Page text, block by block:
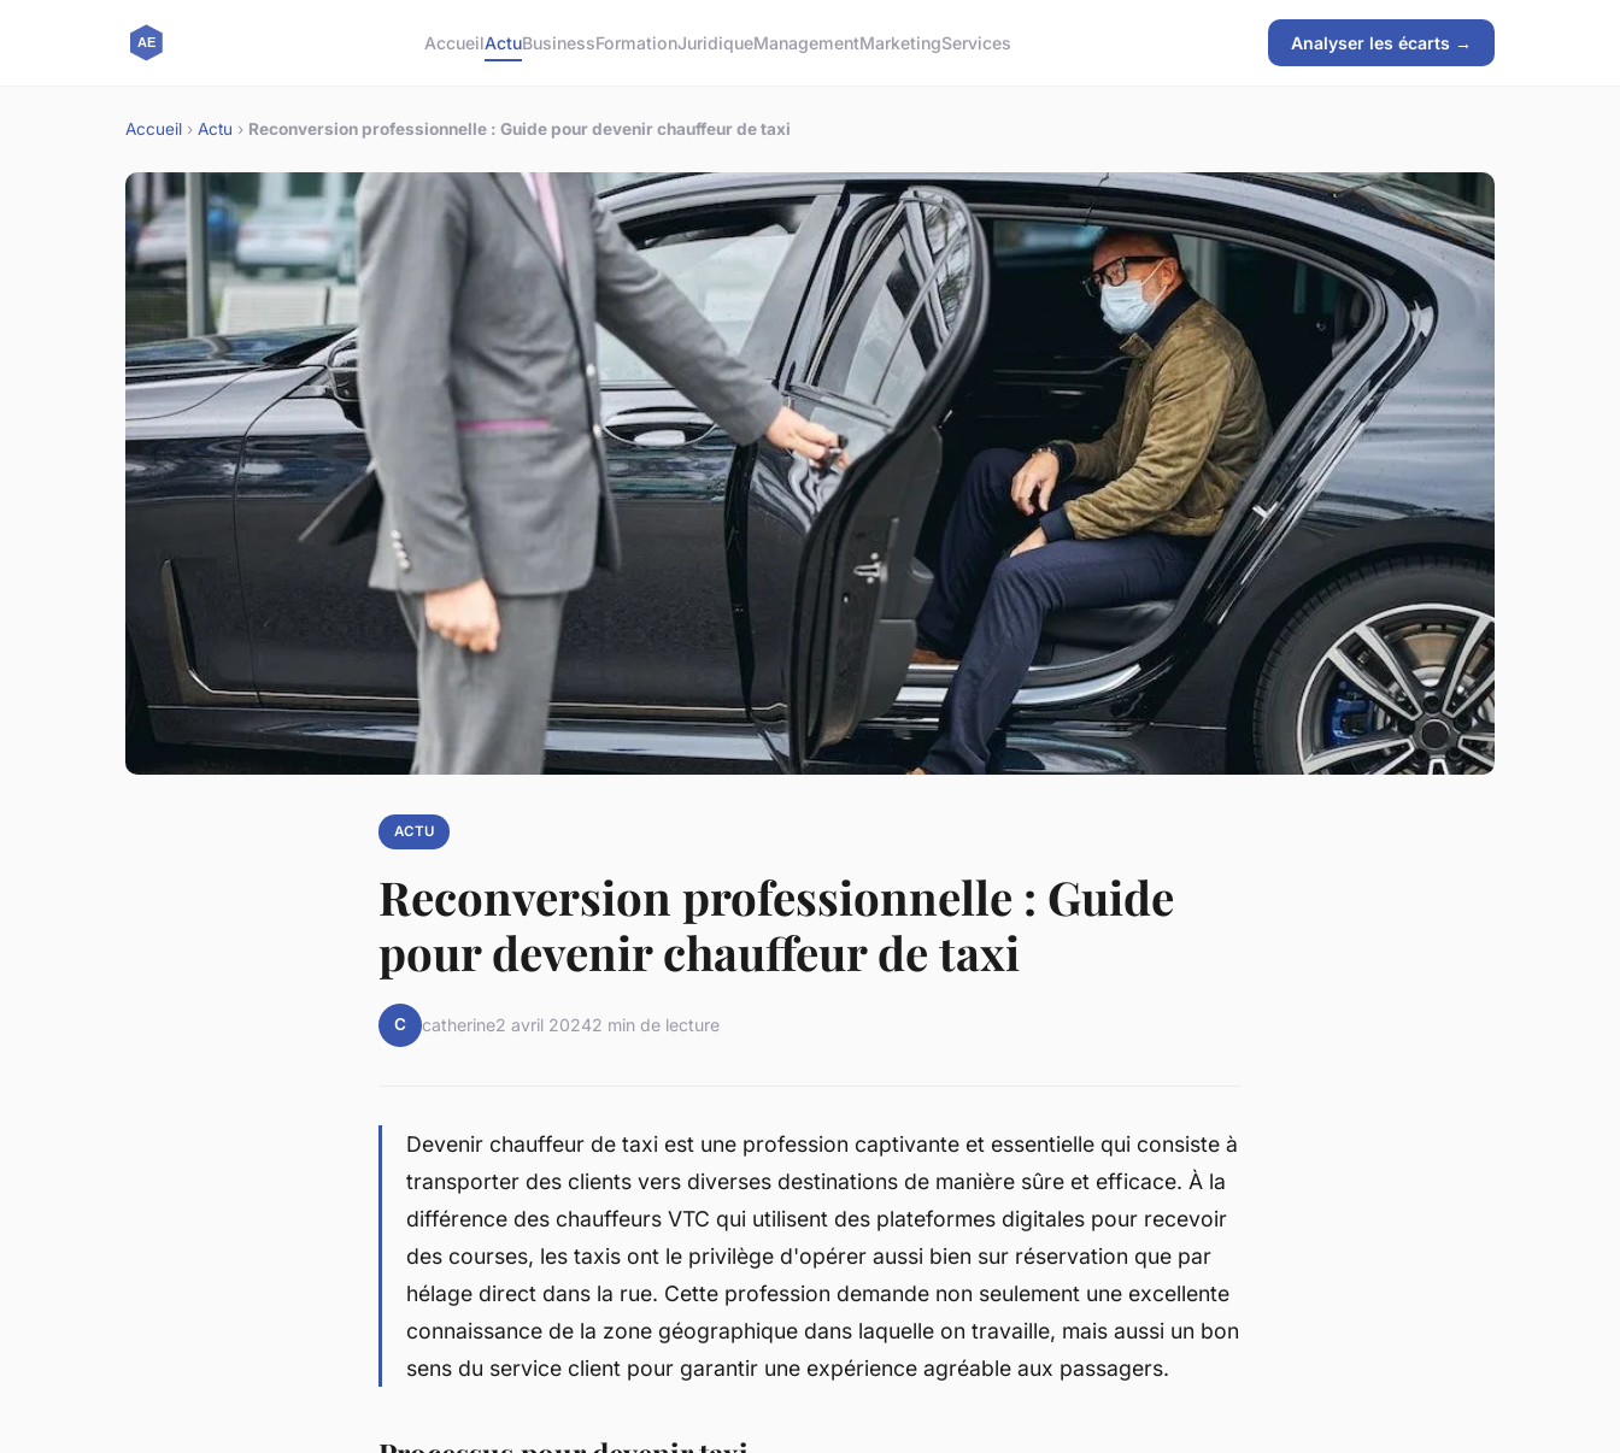
AccueilActuBusinessFormationJuridiqueManagementMarketingServices Analyser les écarts →
Accueil › Actu › Reconversion professionnelle : Guide pour devenir chauffeur de taxi
ACTU
Reconversion professionnelle : Guide
pour devenir chauffeur de taxi
C catherine2 avril 20242 min de lecture
Devenir chauffeur de taxi est une profession captivante et essentielle qui consiste à
transporter des clients vers diverses destinations de manière sûre et efficace. À la
différence des chauffeurs VTC qui utilisent des plateformes digitales pour recevoir
des courses, les taxis ont le privilège d'opérer aussi bien sur réservation que par
hélage direct dans la rue. Cette profession demande non seulement une excellente
connaissance de la zone géographique dans laquelle on travaille, mais aussi un bon
sens du service client pour garantir une expérience agréable aux passagers.